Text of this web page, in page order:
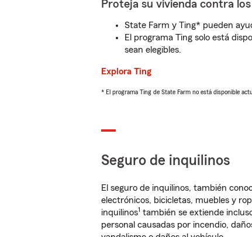
Proteja su vivienda contra
State Farm y Ting* pueden
El programa Ting solo está
sean elegibles.
Explora Ting
* El programa Ting de State Farm no está disponible
Seguro de inquilinos
El seguro de inquilinos, también
electrónicos, bicicletas, muebles y
inquilinos1 también se extiende
personal causadas por incendio,